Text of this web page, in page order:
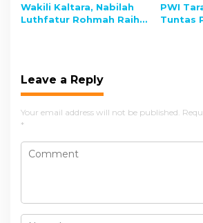
Wakili Kaltara, Nabilah
Luthfatur Rohmah Raih
PWI
Tuntas
Leave a Reply
Your email address will not be published.
*